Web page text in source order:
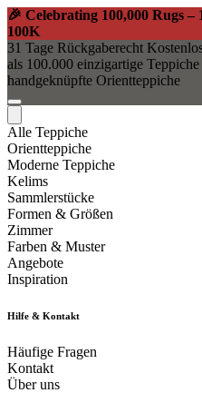
🎉 Celebrating 100,000 Rugs –
100K
31 Tage Rückgaberecht
als 100.000 einzigartige Teppiche
handgeknüpfte Orientteppiche
Alle Teppiche
Orientteppiche
Moderne Teppiche
Kelims
Sammlerstücke
Formen & Größen
Zimmer
Farben & Muster
Angebote
Inspiration
Hilfe & Kontakt
Häufige Fragen
Kontakt
Über uns